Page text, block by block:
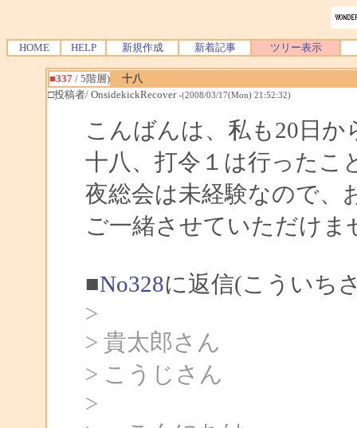
HOME HELP 新規作成 新着記事 ツリー表示
■337/ 5階層)
十八
□投稿者/ OnsidekickRecover-(2008/03/17(Mon) 21:52:32)
こんばんは、私も20日
十八、打令１は行ったこ
夜総会は未経験なので、
ご一緒させていただけま
■No328に返信(こういち
>
> 貴太郎さん
> こうじさん
>